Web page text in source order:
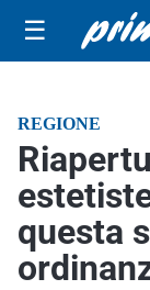
☰
REGIONE
questa